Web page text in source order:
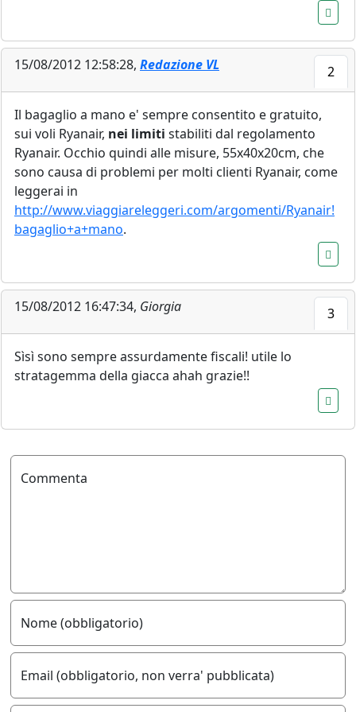
15/08/2012 12:58:28, Redazione VL 2
Il bagaglio a mano e' sempre consentito e gratuito,
sui voli Ryanair, nei limiti stabiliti dal regolamento
Ryanair. Occhio quindi alle misure, 55x40x20cm, che
sono causa di problemi per molti clienti Ryanair, come
leggerai in
http://www.viaggiareleggeri.com/argomenti/Ryanair!
bagaglio+a+mano.
15/08/2012 16:47:34, Giorgia 3
Sìsì sono sempre assurdamente fiscali! utile lo
stratagemma della giacca ahah grazie!!
Commenta
Nome (obbligatorio)
Email (obbligatorio, non verra' pubblicata)